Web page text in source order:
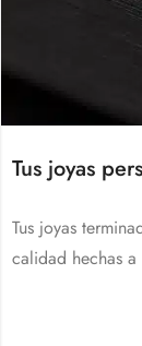
Tus joyas
Tus joyas
calidad hechas a